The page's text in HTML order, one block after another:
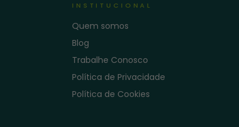
INSTITUCIONAL
Quem somos
Blog
Trabalhe Conosco
Política de Privacidade
Política de Cookies